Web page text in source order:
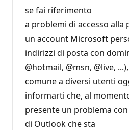
r
e
p
u
t
z
i
o
e
se fai riferimento
a problemi di accesso alla
un account Microsoft
indirizzi di posta con
@hotmail, @msn, @live,
comune a diversi utenti
informarti che, al
presente un problema
di Outlook che sta